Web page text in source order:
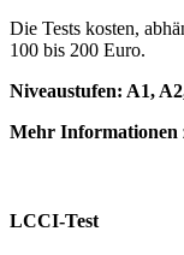
Die Tests kosten,
100 bis 200 Euro.
Niveaustufen: A1,
Mehr Informationen
LCCI-Test